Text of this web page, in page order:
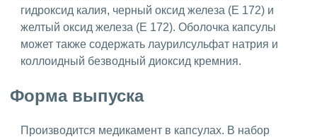
гидроксид калия, черный оксид железа (E 172) и
желтый оксид железа (E 172). Оболочка капсулы
может также содержать лаурилсульфат натрия и
коллоидный безводный диоксид кремния.
Форма выпуска
Производится медикамент в капсулах. В набор